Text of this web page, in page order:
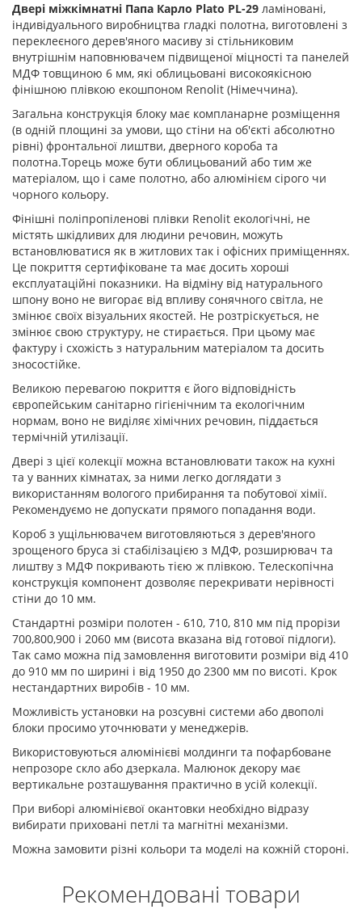
Двері міжкімнатні Папа Карло Plato PL-29 ламіновані,
індивідуального виробництва гладкі полотна, виготовлені з
переклеєного дерев'яного масиву зі стільниковим
внутрішнім наповнювачем підвищеної міцності та панелей
МДФ товщиною 6 мм, які облицьовані високоякісною
фінішною плівкою екошпоном Renolit (Німеччина).
Загальна конструкція блоку має компланарне розміщення
(в одній площині за умови, що стіни на об'єкті абсолютно
рівні) фронтальної лиштви, дверного короба та
полотна.Торець може бути облицьований або тим же
матеріалом, що і саме полотно, або алюмінієм сірого чи
чорного кольору.
Фінішні поліпропіленові плівки Renolit екологічні, не
містять шкідливих для людини речовин, можуть
встановлюватися як в житлових так і офісних приміщеннях.
Це покриття сертифіковане та має досить хороші
експлуатаційні показники. На відміну від натурального
шпону воно не вигорає від впливу сонячного світла, не
змінює своїх візуальних якостей. Не розтріскується, не
змінює свою структуру, не стирається. При цьому має
фактуру і схожість з натуральним матеріалом та досить
зносостійке.
Великою перевагою покриття є його відповідність
європейським санітарно гігієнічним та екологічним
нормам, воно не виділяє хімічних речовин, піддається
термічній утилізації.
Двері з цієї колекції можна встановлювати також на кухні
та у ванних кімнатах, за ними легко доглядати з
використанням вологого прибирання та побутової хімії.
Рекомендуємо не допускати прямого попадання води.
Короб з ущільнювачем виготовляються з дерев'яного
зрощеного бруса зі стабілізацією з МДФ, розширювач та
лиштву з МДФ покривають тією ж плівкою. Телескопічна
конструкція компонент дозволяє перекривати нерівності
стіни до 10 мм.
Стандартні розміри полотен - 610, 710, 810 мм під прорізи
700,800,900 і 2060 мм (висота вказана від готової підлоги).
Так само можна під замовлення виготовити розміри від 410
до 910 мм по ширині і від 1950 до 2300 мм по висоті. Крок
нестандартних виробів - 10 мм.
Можливість установки на розсувні системи або двополі
блоки просимо уточнювати у менеджерів.
Використовуються алюмінієві молдинги та пофарбоване
непрозоре скло або дзеркала. Малюнок декору має
вертикальне розташування практично в усій колекції.
При виборі алюмінієвої окантовки необхідно відразу
вибирати приховані петлі та магнітні механізми.
Можна замовити різні кольори та моделі на кожній стороні.
Рекомендовані товари